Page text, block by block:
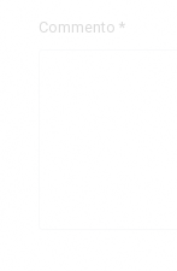
Commento*